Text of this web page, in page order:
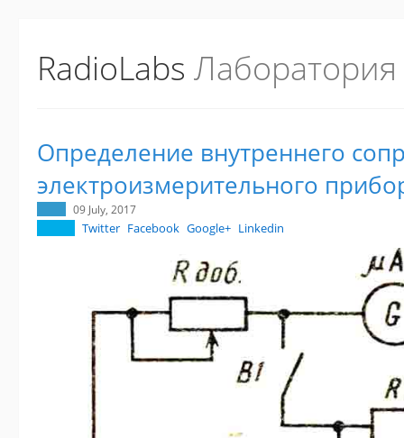
RadioLabs
Определение внутреннего
электроизмерительного
09 July, 2017
Twitter Facebook Google+ Linkedin